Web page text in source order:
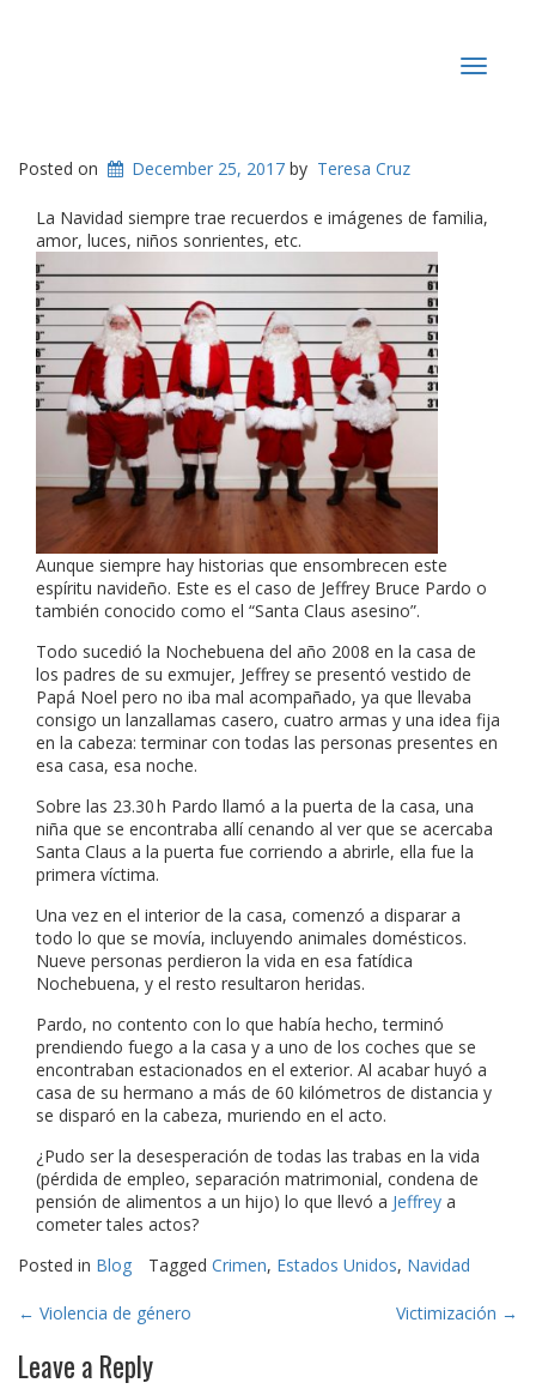
Toggle
Posted on December 25, 2017 by Teresa Cruz
La Navidad siempre trae recuerdos e imágenes de familia,
amor, luces, niños sonrientes, etc.
Aunque siempre hay historias que ensombrecen este
espíritu navideño. Este es el caso de Jeffrey Bruce Pardo o
también conocido como el “Santa Claus asesino”.
Todo sucedió la Nochebuena del año 2008 en la casa de
los padres de su exmujer, Jeffrey se presentó vestido de
Papá Noel pero no iba mal acompañado, ya que llevaba
consigo un lanzallamas casero, cuatro armas y una idea fija
en la cabeza: terminar con todas las personas presentes en
esa casa, esa noche.
Sobre las 23.30 h Pardo llamó a la puerta de la casa, una
niña que se encontraba allí cenando al ver que se acercaba
Santa Claus a la puerta fue corriendo a abrirle, ella fue la
primera víctima.
Una vez en el interior de la casa, comenzó a disparar a
todo lo que se movía, incluyendo animales domésticos.
Nueve personas perdieron la vida en esa fatídica
Nochebuena, y el resto resultaron heridas.
Pardo, no contento con lo que había hecho, terminó
prendiendo fuego a la casa y a uno de los coches que se
encontraban estacionados en el exterior. Al acabar huyó a
casa de su hermano a más de 60 kilómetros de distancia y
se disparó en la cabeza, muriendo en el acto.
¿Pudo ser la desesperación de todas las trabas en la vida
(pérdida de empleo, separación matrimonial, condena de
pensión de alimentos a un hijo) lo que llevó a Jeffrey a
cometer tales actos?
Posted in Blog Tagged Crimen, Estados Unidos, Navidad
Post
navigation
← Violencia de género Victimización →
Leave a Reply